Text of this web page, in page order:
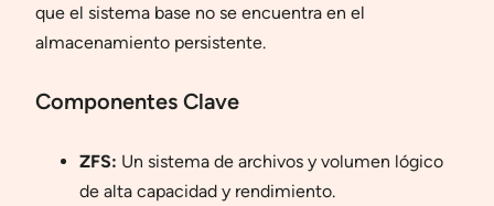
que el sistema base no se encuentra en el
almacenamiento persistente.
Componentes Clave
ZFS: Un sistema de archivos y volumen lógico
de alta capacidad y rendimiento.